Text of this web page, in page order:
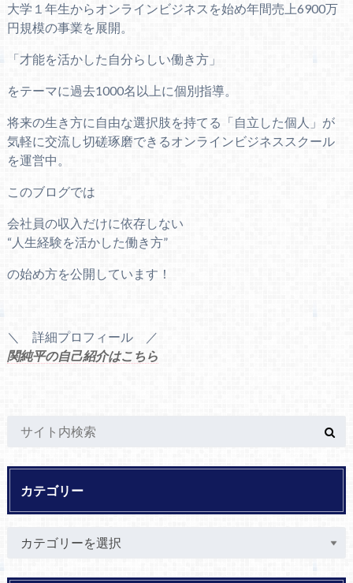
大学１年生からオンラインビジネスを始め年間売上6900万
円規模の事業を展開。
「才能を活かした自分らしい働き方」
をテーマに過去1000名以上に個別指導。
将来の生き方に自由な選択肢を持てる「自立した個人」が
気軽に交流し切磋琢磨できるオンラインビジネススクール
を運営中。
このブログでは
会社員の収入だけに依存しない
“人生経験を活かした働き方”
の始め方を公開しています！
＼ 詳細プロフィール ／
関純平の自己紹介はこちら
カテゴリー